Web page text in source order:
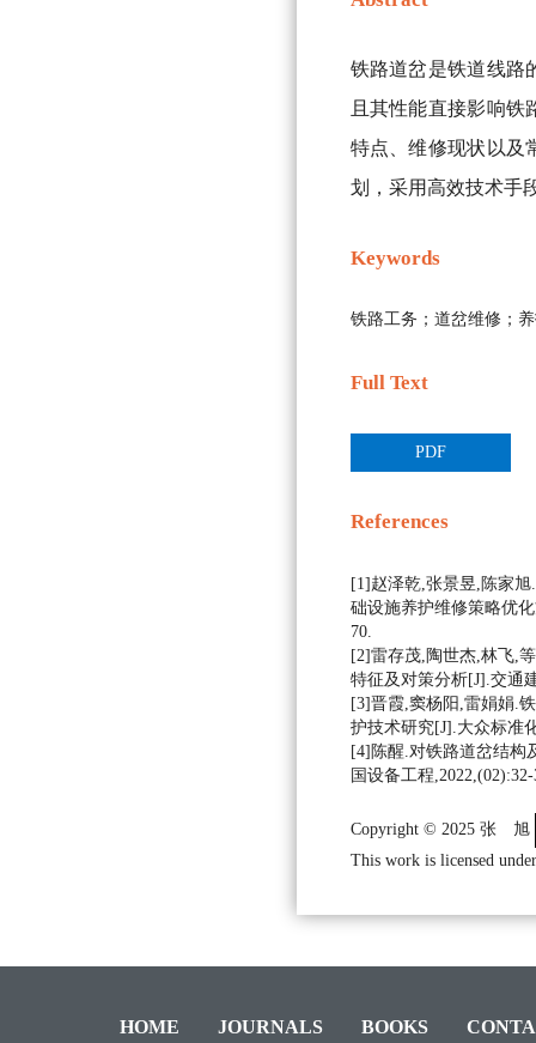
铁路道岔是铁道线路
且其性能直接影响
特点、维修现状以及
划，采用高效技术手
Keywords
铁路工务；道岔维修；
Full Text
PDF
References
[1]赵泽乾,张景昱,陈家
础设施养护维修策略优
70.
[2]雷存茂,陶世杰,林飞,
特征及对策分析[J].交通
[3]晋霞,窦杨阳,雷娟娟.
护技术研究[J].大众标准
[4]陈醒.对铁路道岔结构
国设备工程,2022,(02):32-
Copyright © 2025 张 旭
This work is licensed
HOME JOURNALS BOOKS